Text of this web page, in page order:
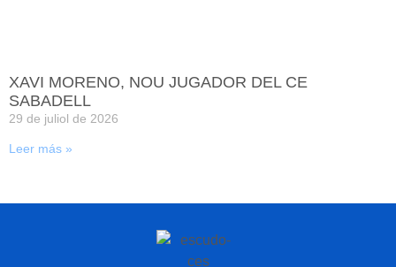
XAVI MORENO, NOU JUGADOR DEL CE
SABADELL
29 de juliol de 2026
Leer más »